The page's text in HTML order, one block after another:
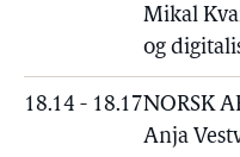
Mikal
og
18.14 - 18.17NORSK
Anja